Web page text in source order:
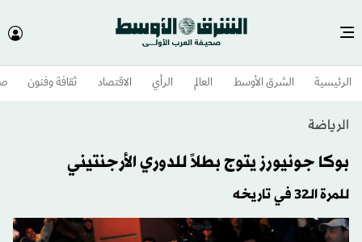
الرئيسية الشرق الأوسط​ العالم الرأي الاقتصاد ثقافة وفنون
الرياضة
بوكا جونيورز يتوج بطلاً للدوري الأرجنتيني
للمرة الـ32 في تاريخه